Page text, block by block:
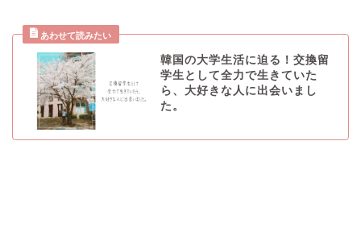
韓国の大学生活に迫る！交換留
学生として全力で生きていた
ら、大好きな人に出会いまし
た。